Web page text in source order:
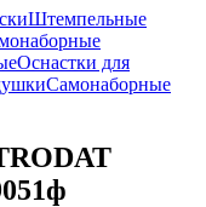
Штемпельные
Оснастки для
Самонаборные